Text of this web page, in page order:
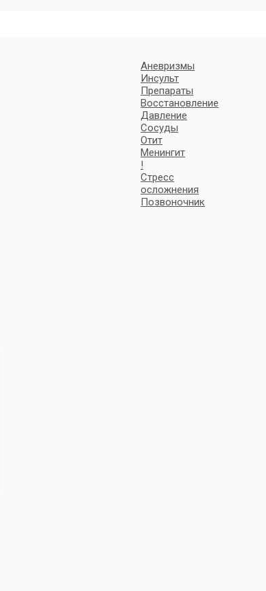
Аневризмы
Инсульт
Препараты
Восстановление
Давление
Сосуды
Отит
Менингит
!
Стресс
осложнения
Позвоночник